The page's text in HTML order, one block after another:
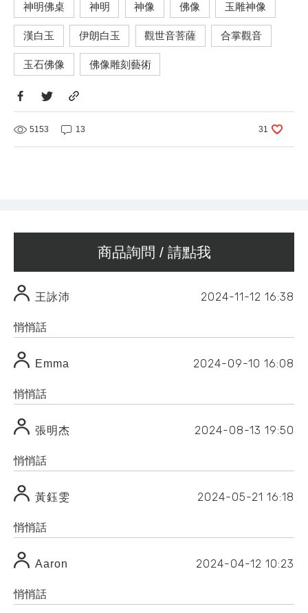
神明佛桌 神明 神像 佛像 玉雕神像
漢白玉 伊朗白玉 觀世音菩薩 合掌觀音
玉石佛像 佛像雕刻藝術
5153 13 31
商品詢問 / 請點我
王詠沛 2024-11-12 16:38
悄悄話
Emma 2024-09-10 16:08
悄悄話
張明杰 2024-08-13 19:50
悄悄話
黃鈺雯 2024-05-21 16:18
悄悄話
Aaron 2024-04-12 10:23
悄悄話